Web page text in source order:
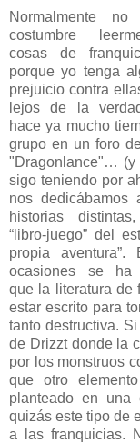
Normalmente
costumbre
cosas de
porque yo tenga
prejuicio contra
lejos de la
hace ya mucho
grupo en un foro
"Dragonlance"… (y
sigo teniendo por
nos dedicábamos
historias
“libro-juego” del
propia aventura”.
ocasiones se ha
que la literatura de
estar escrito para
tanto destructiva.
de Drizzt donde la
por los monstruos
que otro
planteado en
quizás este tipo de
a las franquicias.